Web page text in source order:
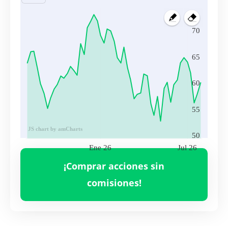
Ene 26 Jul 26
50
55
60
65
70
JS chart by amCharts
¡Comprar acciones sin
comisiones!